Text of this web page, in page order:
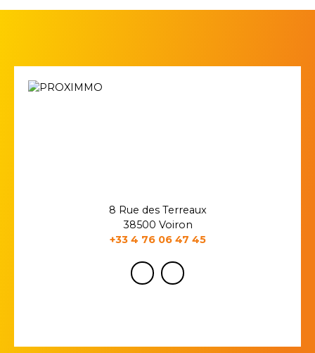
8 Rue des Terreaux
38500 Voiron
+33 4 76 06 47 45